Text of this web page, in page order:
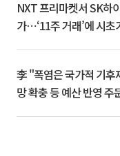
NXT 프리마켓서 SK하
가⋯‘11주 거래’에 시초
李 "폭염은 국가적 기
망 확충 등 예산 반영 주